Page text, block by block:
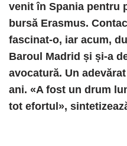
venit în Spania pentru
bursă Erasmus.
fascinat-o, iar acum,
Baroul Madrid și și-a
avocatură. Un
ani. «A fost un drum
tot efortul»,